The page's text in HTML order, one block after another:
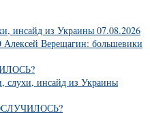
инсайд из Украины 07.08.2026
Верещагин: большевики
слухи, инсайд из Украины